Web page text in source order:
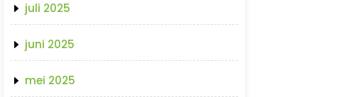
juli 2025
juni 2025
mei 2025